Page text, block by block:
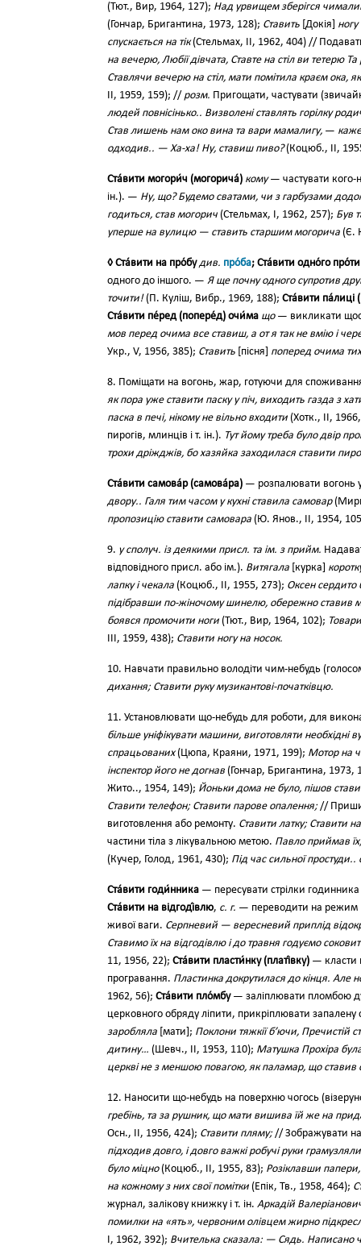
(Тют., Вир, 1964, 127); Над урвищем зберігся
(Гончар, Бригантина, 1973, 128); Ставить [Докія]
спускається на тік(Стельмах, II, 1962, 404) //
на вечерю, Любії дівчата, Ставте на стіл ви тетерю Та
Ставлячи вечерю на стіл, мати помітила краєм ока,
II, 1959, 159); // розм. Пригощати, частувати
людей повнісінько.. Визволені ставлять горілку
Став лишень нам око вина та вари мамалигу, —
одходив.. — Ха-ха! Ну, ставиш пиво?(Коцюб., II,
Ста́вити могори́ч (могорича́) кому— частувати кого-
ін.). — Ну, що? Будемо сватами, чи з гарбузами
годиться, став могорич (Стельмах, І, 1962, 257); Був
уперше на вулицю — ставить старшим могорича (Є.
◊ Ста́вити на про́бу див. про́ба; Ста́вити одно́го
одного до іншого. — Я ще почну одного супротив
точити!(П. Куліш, Вибр., 1969, 188); Ста́вити па́лиці
Ста́вити пе́ред (попере́д) очи́ма що— викликати
мов перед очима все ставиш, а от я так не вмію і
Укр., V, 1956, 385); Ставить [пісня] поперед очима
8. Поміщати на вогонь, жар, готуючи для
як пора уже ставити паску у піч, виходить газда з
паска в печі, нікому не вільно входити (Хотк., II,
пирогів, млинців і т. ін.). Тут йому треба було двір
трохи дріжджів, бо хазяйка заходилася ставити
Ста́вити самова́р (самова́ра) — розпалювати вогонь
двору.. Галя тим часом у кухні ставила самовар
пропозицію ставити самовара (Ю. Янов., II, 1954,
9. у сполуч. із деякими присл. та ім. з прийм.
відповідного присл. або ім.). Витягала [курка]
лапку і чекала (Коцюб., II, 1955, 273); Оксен
підібравши по-жіночому шинелю, обережно ставив
боявся промочити ноги (Тют., Вир, 1964, 102);
III, 1959, 438); Ставити ногу на носок.
10. Навчати правильно володіти чим-небудь
дихання; Ставити руку музикантові-початківцю.
11. Установлювати що-небудь для роботи, для
більше уніфікувати машини, виготовляти необхідні
спрацьованих(Цюпа, Краяни, 1971, 199); Мотор на
інспектор його не догнав (Гончар, Бригантина, 1973,
Жито.., 1954, 149); Йоньки дома не було, пішов
Ставити телефон; Ставити парове опалення; //
виготовлення або ремонту. Ставити латку; Ставити
частини тіла з лікувальною метою. Павло приймав
(Кучер, Голод, 1961, 430); Під час сильної простуди..
Ста́вити годи́нника — пересувати стрілки
Ста́вити на відгоді́влю, с. г. — переводити на режим
живої ваги. Серпневий — вересневий приплід
Ставимо їх на відгодівлю і до травня годуємо
11, 1956, 22); Ста́вити пласти́нку (платі́вку) — класти
програвання. Пластинка докрутилася до кінця. Але
1962, 56); Ста́вити пло́мбу— заліплювати пломбою
церковного обряду ліпити, прикріплювати запалену
заробляла [мати]; Поклони тяжкії б’ючи, Пречистій
дитину… (Шевч., II, 1953, 110); Матушка Прохіра
церкві не з меншою повагою, як паламар, що ставив
12. Наносити що-небудь на поверхню чогось
гребінь, та за рушник, що мати вишива їй же на
Осн., II, 1956, 424); Ставити пляму; // Зображувати
підходив довго, і довго важкі робучі руки грамузляли
було міцно(Коцюб., II, 1955, 83); Розіклавши
на кожному з них свої помітки (Епік, Тв., 1958, 464);
журнал, залікову книжку і т. ін. Аркадій
помилки на «ять», червоним олівцем жирно
І, 1962, 392); Вчителька сказала: — Сядь. Написано